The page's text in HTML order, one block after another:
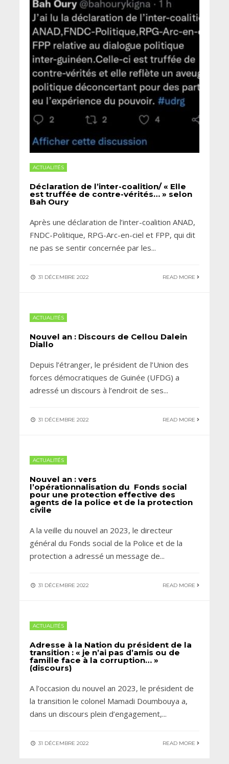
ACTUALITÉS
Déclaration de l’inter-coalition/ « Elle
est truffée de contre-vérités… » selon
Bah Oury
Après une déclaration de l’inter-coalition ANAD,
FNDC-Politique, RPG-Arc-en-ciel et FPP, qui dit
ne pas se sentir concernée par les...
31 DÉCEMBRE 2022 READ MORE
ACTUALITÉS
Nouvel an : Discours de Cellou Dalein
Diallo
Depuis l’étranger, le président de l’Union des
forces démocratiques de Guinée (UFDG) a
adressé un discours à l’endroit de ses...
31 DÉCEMBRE 2022 READ MORE
ACTUALITÉS
Nouvel an : vers
l’opérationnalisation du Fonds social
pour une protection effective des
agents de la police et de la protection
civile
A la veille du nouvel an 2023, le directeur
général du Fonds social de la Police et de la
protection a adressé un message de...
31 DÉCEMBRE 2022 READ MORE
ACTUALITÉS
Adresse à la Nation du président de la
transition : « je n’ai pas d’amis ou de
famille face à la corruption… »
(discours)
A l’occasion du nouvel an 2023, le président de
la transition le colonel Mamadi Doumbouya a,
dans un discours plein d’engagement,...
31 DÉCEMBRE 2022 READ MORE